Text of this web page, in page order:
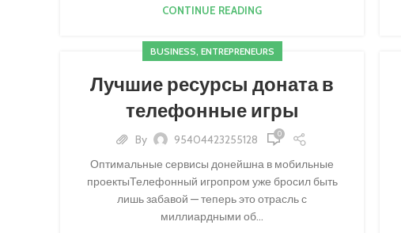
CONTINUE READING
BUSINESS, ENTREPRENEURS
Лучшие ресурсы доната в
телефонные игры
By 95404423255128 0
Оптимальные сервисы донейшна в мобильные
проектыТелефонный игропром уже бросил быть
лишь забавой — теперь это отрасль с
миллиардными об...